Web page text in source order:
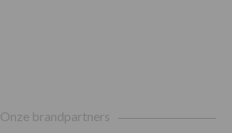
Onze brandpartners